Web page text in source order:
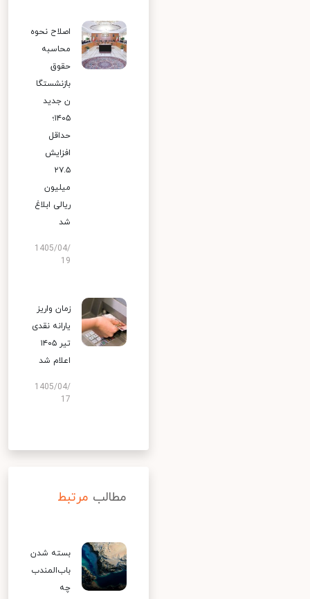
اصلاح نحوه
محاسبه
حقوق
بازنشستگا
ن جدید
۱۴۰۵؛
حداقل
افزایش
۲۷.۵
میلیون
ریالی ابلاغ
شد
1405/04/
19
زمان واریز
یارانه نقدی
تیر ۱۴۰۵
اعلام شد
1405/04/
17
مطالب مرتبط
بسته شدن
باب‌المندب
چه